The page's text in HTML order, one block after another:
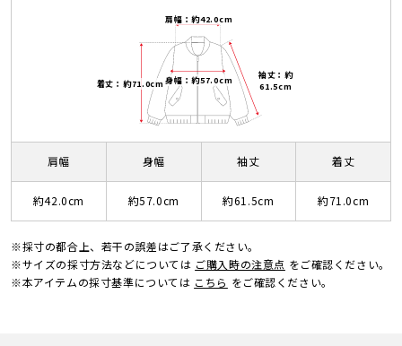
肩幅：約42.0cm
身幅：約57.0cm
袖丈：約
61.5cm
着丈：約71.0cm
肩幅
約42.0cm
身幅
約57.0cm
袖丈
約61.5cm
着丈
約71.0cm
※採寸の都合上、若干の誤差はご了承ください。
※サイズの採寸方法などについては ご購入時の注意点 をご確認ください。
※本アイテムの採寸基準については こちら をご確認ください。